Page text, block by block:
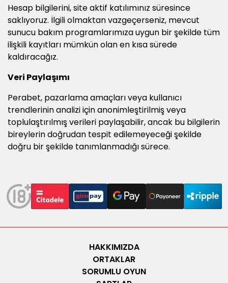
Hesap bilgilerini, site aktif katılımınız süresince
saklıyoruz. İlgili olmaktan vazgeçerseniz, mevcut
sunucu bakım programlarımıza uygun bir şekilde tüm
ilişkili kayıtları mümkün olan en kısa sürede
kaldıracağız.
Veri Paylaşımı
Perabet, pazarlama amaçları veya kullanıcı
trendlerinin analizi için anonimleştirilmiş veya
toplulaştırılmış verileri paylaşabilir, ancak bu bilgilerin
bireylerin doğrudan tespit edilemeyeceği şekilde
doğru bir şekilde tanımlanmadığı sürece.
HAKKIMIZDA
ORTAKLAR
SORUMLU OYUN